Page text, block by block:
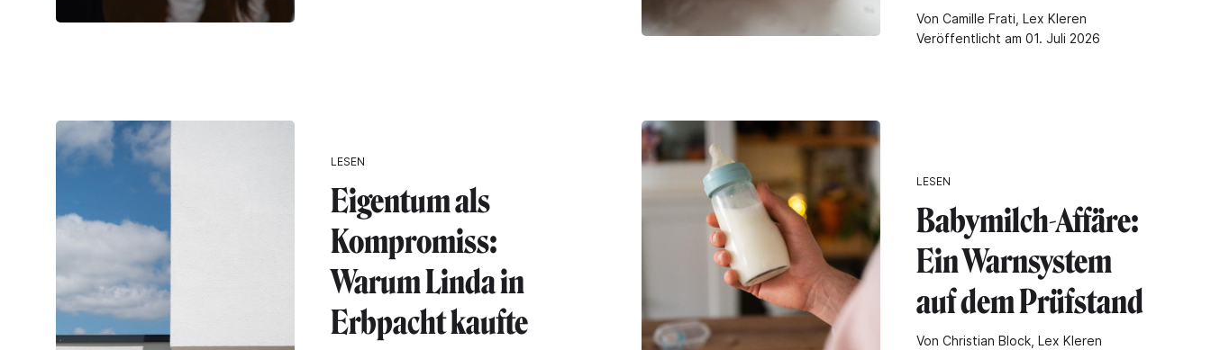
Von Camille Frati, Lex Kleren
Veröffentlicht am 01. Juli 2026
LESEN
Eigentum als
Kompromiss:
Warum Linda in
Erbpacht kaufte
LESEN
Babymilch-Affäre:
Ein Warnsystem
auf dem Prüfstand
Von Christian Block, Lex Kleren